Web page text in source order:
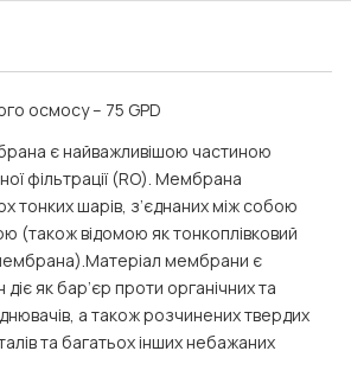
осмосу – 75 GPD
є найважливішою частиною
фільтрації (RO). Мембрана
тонких шарів, з’єднаних між собою
(також відомою як тонкоплівковий
мембрани є
діє як бар’єр проти органічних та
а також розчинених твердих
та багатьох інших небажаних